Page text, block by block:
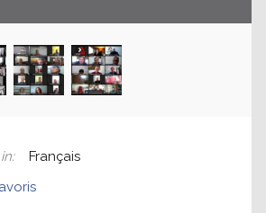
: Français